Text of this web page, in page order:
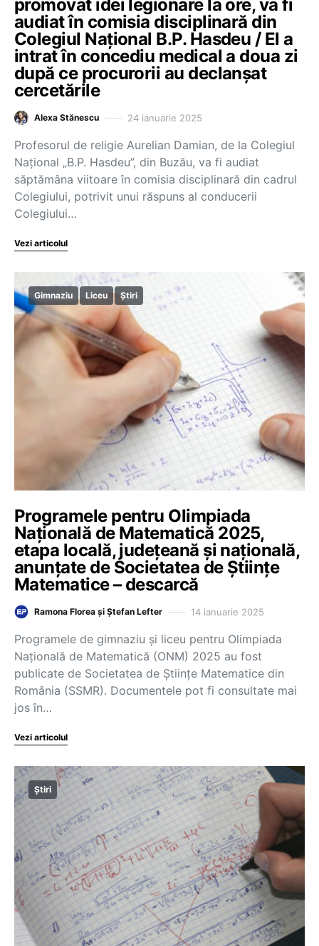
promovat idei legionare la ore, va fi
audiat în comisia disciplinară din
Colegiul Național B.P. Hasdeu / El a
intrat în concediu medical a doua zi
după ce procurorii au declanșat
cercetările
Alexa Stănescu 24 ianuarie 2025
Profesorul de religie Aurelian Damian, de la Colegiul
Naţional „B.P. Hasdeu”, din Buzău, va fi audiat
săptămâna viitoare în comisia disciplinară din cadrul
Colegiului, potrivit unui răspuns al conducerii
Colegiului…
Vezi articolul
Gimnaziu Liceu Știri
Programele pentru Olimpiada
Națională de Matematică 2025,
etapa locală, județeană și națională,
anunțate de Societatea de Științe
Matematice – descarcă
Ramona Florea și Ștefan Lefter 14 ianuarie 2025
Programele de gimnaziu și liceu pentru Olimpiada
Națională de Matematică (ONM) 2025 au fost
publicate de Societatea de Științe Matematice din
România (SSMR). Documentele pot fi consultate mai
jos în…
Vezi articolul
Știri